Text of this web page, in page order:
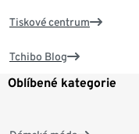
Tiskové centrum
Tchibo Blog
Oblíbené kategorie